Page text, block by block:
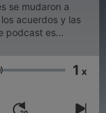
se mudaron a
acuerdos y las
Litoral.
Volumen 1 x